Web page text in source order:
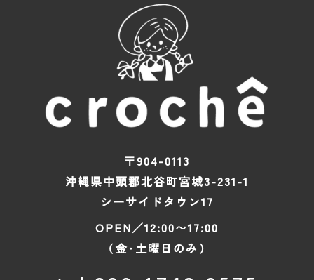
〒904-0113
沖縄県中頭郡北谷町宮城3-231-1
シーサイドタウン17
OPEN／12:00〜17:00
（金・土曜日のみ）